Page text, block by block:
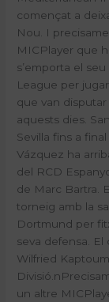
començat a
Nou. I
MICPlayer que
s’emporta el
League per
que van
aquests dies.
Sevilla fins a
Vázquez ha
del RCD
de Marc Bartra.
torneig amb la
Dortmund per
seva defensa. El
Wilfried
Divisió.n
un altre